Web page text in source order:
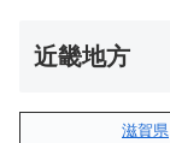
近畿地方
滋賀県